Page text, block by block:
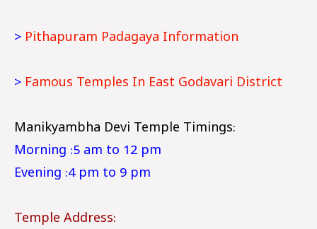
> Pithapuram Padagaya Information
> Famous Temples In East Godavari District
Manikyambha Devi Temple Timings:
Morning :5 am to 12 pm
Evening :4 pm to 9 pm
Temple Address: